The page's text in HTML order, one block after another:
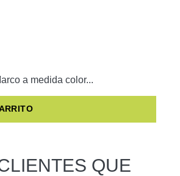
a medida color...
QUE